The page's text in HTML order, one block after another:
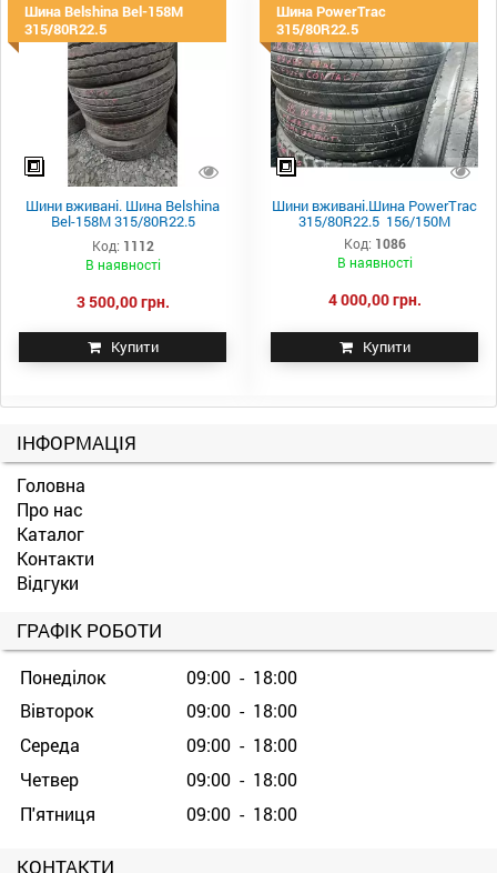
Шина Belshina Bel-158M
315/80R22.5
Шини вживані. Шина Belshina
Bel-158M 315/80R22.5
154/150M
Код: 1112
В наявності
3 500,00 грн.
Купити
Шина PowerTrac
315/80R22.5
Шини вживані.Шина PowerTrac
315/80R22.5 156/150M
Код: 1086
В наявності
4 000,00 грн.
Купити
ІНФОРМАЦІЯ
Головна
Про нас
Каталог
Контакти
Відгуки
ГРАФІК РОБОТИ
Понеділок
09:00 - 18:00
Вівторок
09:00 - 18:00
Середа
09:00 - 18:00
Четвер
09:00 - 18:00
П'ятниця
09:00 - 18:00
КОНТАКТИ